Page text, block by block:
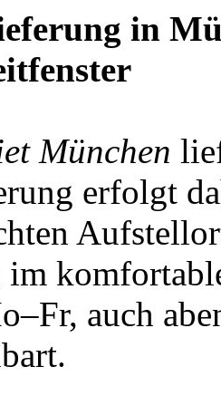
in
München
erfolgt
auch